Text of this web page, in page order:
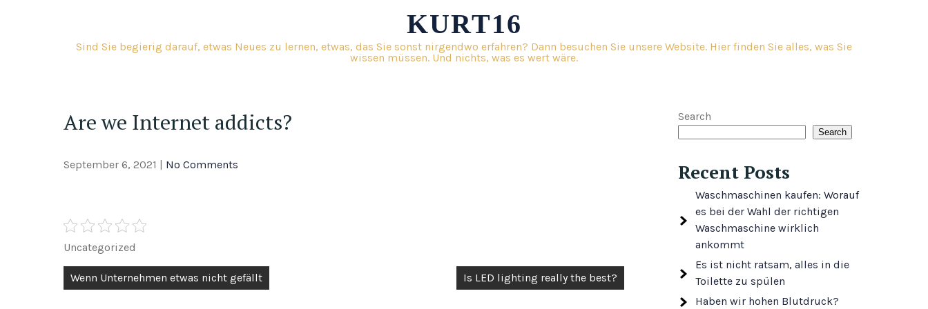
KURT16
Sind Sie begierig darauf, etwas Neues zu lernen, etwas, das Sie sonst nirgendwo erfahren? Dann besuchen Sie unsere Website. Hier finden Sie alles, was Sie
wissen müssen. Und nichts, was es wert wäre.
Are we Internet addicts?
September 6, 2021 | No Comments
Uncategorized
Post
Wenn Unternehmen etwas nicht gefällt Is LED lighting really the best?
Search
Search
Recent Posts
Waschmaschinen kaufen: Worauf
es bei der Wahl der richtigen
Waschmaschine wirklich
ankommt
Es ist nicht ratsam, alles in die
Toilette zu spülen
Haben wir hohen Blutdruck?